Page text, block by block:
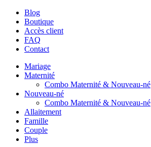
Blog
Boutique
Accès client
FAQ
Contact
Mariage
Maternité
Combo Maternité & Nouveau-né
Nouveau-né
Combo Maternité & Nouveau-né
Allaitement
Famille
Couple
Plus